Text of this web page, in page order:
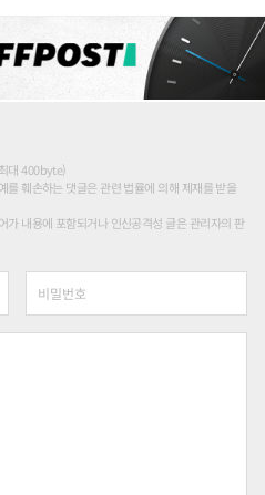
대 400byte)
를 훼손하는 댓글은 관련 법률에 의해 제재를 받을
가 내용에 포함되거나 인신공격성 글은 관리자의 판